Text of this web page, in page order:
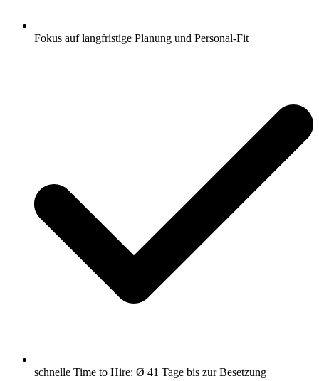
Fokus auf langfristige Planung und Personal-Fit
schnelle Time to Hire: Ø 41 Tage bis zur Besetzung